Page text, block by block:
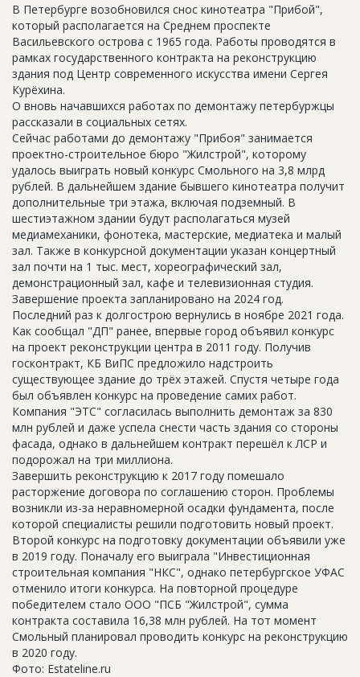
Правила работы
Контакты
Личный кабинет
В Петербурге возобновился снос кинотеатра "Прибой",
который располагается на Среднем проспекте
Васильевского острова с 1965 года. Работы проводятся в
рамках государственного контракта на реконструкцию
здания под Центр современного искусства имени Сергея
Курёхина.
О вновь начавшихся работах по демонтажу петербуржцы
рассказали в социальных сетях.
Сейчас работами до демонтажу "Прибоя" занимается
проектно-строительное бюро "Жилстрой", которому
удалось выиграть новый конкурс Смольного на 3,8 млрд
рублей. В дальнейшем здание бывшего кинотеатра получит
дополнительные три этажа, включая подземный. В
шестиэтажном здании будут располагаться музей
медиамеханики, фонотека, мастерские, медиатека и малый
зал. Также в конкурсной документации указан концертный
зал почти на 1 тыс. мест, хореографический зал,
демонстрационный зал, кафе и телевизионная студия.
Завершение проекта запланировано на 2024 год.
Последний раз к долгострою вернулись в ноябре 2021 года.
Как сообщал "ДП" ранее, впервые город объявил конкурс
на проект реконструкции центра в 2011 году. Получив
госконтракт, КБ ВиПС предложило надстроить
существующее здание до трёх этажей. Спустя четыре года
был объявлен конкурс на проведение самих работ.
Компания "ЭТС" согласилась выполнить демонтаж за 830
млн рублей и даже успела снести часть здания со стороны
фасада, однако в дальнейшем контракт перешёл к ЛСР и
подорожал на три миллиона.
Завершить реконструкцию к 2017 году помешало
расторжение договора по соглашению сторон. Проблемы
возникли из-за неравномерной осадки фундамента, после
которой специалисты решили подготовить новый проект.
Второй конкурс на подготовку документации объявили уже
в 2019 году. Поначалу его выиграла "Инвестиционная
строительная компания "НКС", однако петербургское УФАС
отменило итоги конкурса. На повторной процедуре
победителем стало ООО "ПСБ "Жилстрой", сумма
контракта составила 16,38 млн рублей. На тот момент
Смольный планировал проводить конкурс на реконструкцию
в 2020 году.
Фото: Estateline.ru